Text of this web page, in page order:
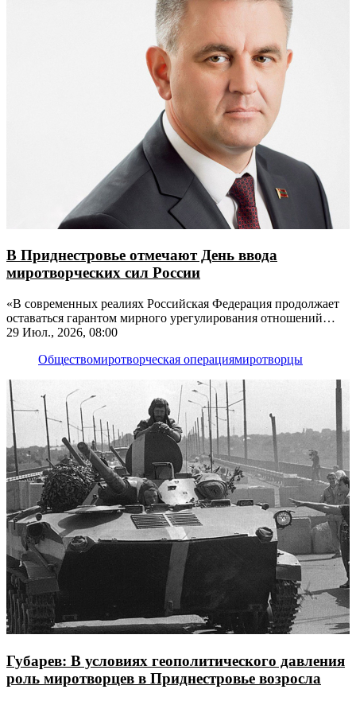
В Приднестровье отмечают День ввода
миротворческих сил России
«В современных реалиях Российская Федерация продолжает
оставаться гарантом мирного урегулирования отношений
между Молдовой и Приднестровьем», - отметил Президент
29 Июл., 2026, 08:00
Обществомиротворческая операциямиротворцы
Губарев: В условиях геополитического давления
роль миротворцев в Приднестровье возросла